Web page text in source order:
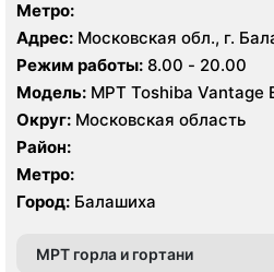
Метро:
Адрес: Московская обл., г.
микрорайон Железнодорожный
Режим работы: 8.00 - 20.00
Модель: МРТ Toshiba Vantage
Округ: Московская область
Район:
Метро:
Город: Балашиха
МРТ горла и гортани